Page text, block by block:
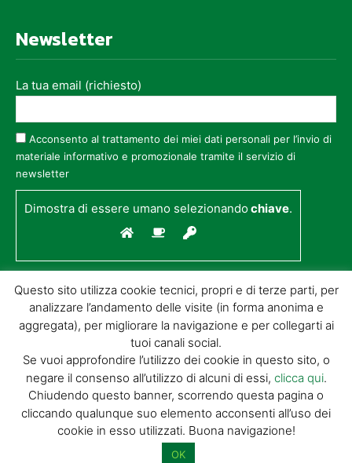
Newsletter
La tua email (richiesto)
Acconsento al trattamento dei miei dati personali per l’invio di
materiale informativo e promozionale tramite il servizio di
newsletter
Dimostra di essere umano selezionandochiave.
© GIORGIO TESI EDITRICE S.R.L. | P.IVA
01732650476 | VIA DI BADIA 14 – 51100 LOC.
BOTTEGONE (PISTOIA) |POWERED BY
ALLYMIND
Cookie Policy
Condizioni
di vendita|Site Map
Questo sito utilizza cookie tecnici, propri e di terze parti, per
analizzare l’andamento delle visite (in forma anonima e
aggregata), per migliorare la navigazione e per collegarti ai
tuoi canali social.
Se vuoi approfondire l’utilizzo dei cookie in questo sito, o
negare il consenso all’utilizzo di alcuni di essi, clicca qui.
Chiudendo questo banner, scorrendo questa pagina o
cliccando qualunque suo elemento acconsenti all’uso dei
cookie in esso utilizzati. Buona navigazione!
OK